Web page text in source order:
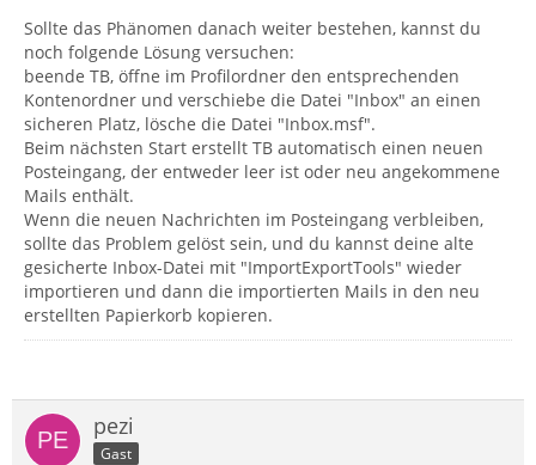
Sollte das Phänomen danach weiter bestehen, kannst du
noch folgende Lösung versuchen:
beende TB, öffne im Profilordner den entsprechenden
Kontenordner und verschiebe die Datei "Inbox" an einen
sicheren Platz, lösche die Datei "Inbox.msf".
Beim nächsten Start erstellt TB automatisch einen neuen
Posteingang, der entweder leer ist oder neu angekommene
Mails enthält.
Wenn die neuen Nachrichten im Posteingang verbleiben,
sollte das Problem gelöst sein, und du kannst deine alte
gesicherte Inbox-Datei mit "ImportExportTools" wieder
importieren und dann die importierten Mails in den neu
erstellten Papierkorb kopieren.
pezi
Gast